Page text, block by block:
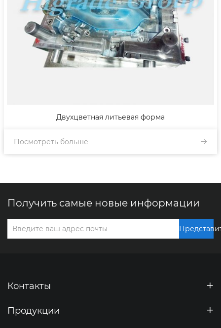
Двухцветная литьевая форма
Посмотреть больше
Получить самые новые информации
Контакты
Продукции